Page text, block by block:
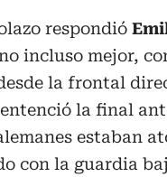
respondió
incluso mejor,
la frontal
la final
estaban
con la guardia